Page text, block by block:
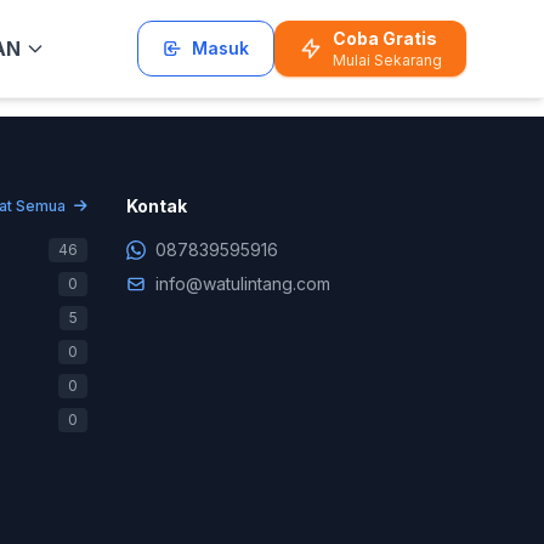
Masuk Coba Gratis
Mulai Sekarang
konten yang anda cari.
Semua
46
0
5
0
0
0
Kontak
087839595916
info@watulintang.com